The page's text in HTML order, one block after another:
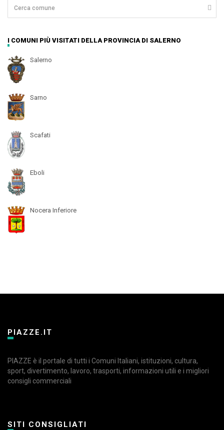
I COMUNI PIÙ VISITATI DELLA PROVINCIA DI SALERNO
Salerno
Sarno
Scafati
Eboli
Nocera Inferiore
PIAZZE.IT
PIAZZE è il portale di tutti i Comuni Italiani, istituzioni, cultura,
sport, divertimento, lavoro, trasporti, informazioni utili e i migliori
consigli commerciali
SITI CONSIGLIATI